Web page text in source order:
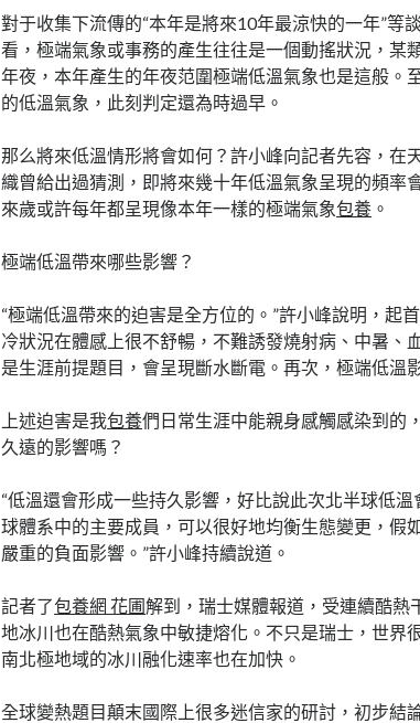
對于收集下流傳的“本年是將來10年最涼快的一年”等
看，極端氣象或事務的產生往往是一個動搖狀況，某
年夜，本年產生的年夜范圍極端低溫氣象也是這般。
的低溫氣象，此刻判定還為時過早。
那么將來低溫情形將會如何？許小峰向記者先容，在
織曾給出過猜測，即將來幾十年低溫氣象呈現的頻率
來歲或許每年都呈現像本年一樣的極端氣象包養 。
極端低溫帶來哪些影響？
“極端低溫帶來的迫害是全方位的。”許小峰說明，起
冷狀況在體感上很不舒暢，不難誘發燒射病、中暑、
是生涯前提題目，會呈現斷水斷電。再次，極端低溫
上述迫害是我包養們日常生涯中能親身感觸感染到的
久遠的影響嗎？
“低溫還會形成一些持久影響，好比說此次北半球低
球體系中的主要成員，可以很好地均衡生態變更，假
嚴重的負面影響。”許小峰持續說道。
記者了包養網 花圃解到，瑞士媒體報道，受連續酷熱
地冰川也在酷熱氣象中敏捷熔化。不只是瑞士，世界
南北極地域的冰川融化速率也在加快。
全球變熱題目顛末國際上很多迷信家的研討，初步結